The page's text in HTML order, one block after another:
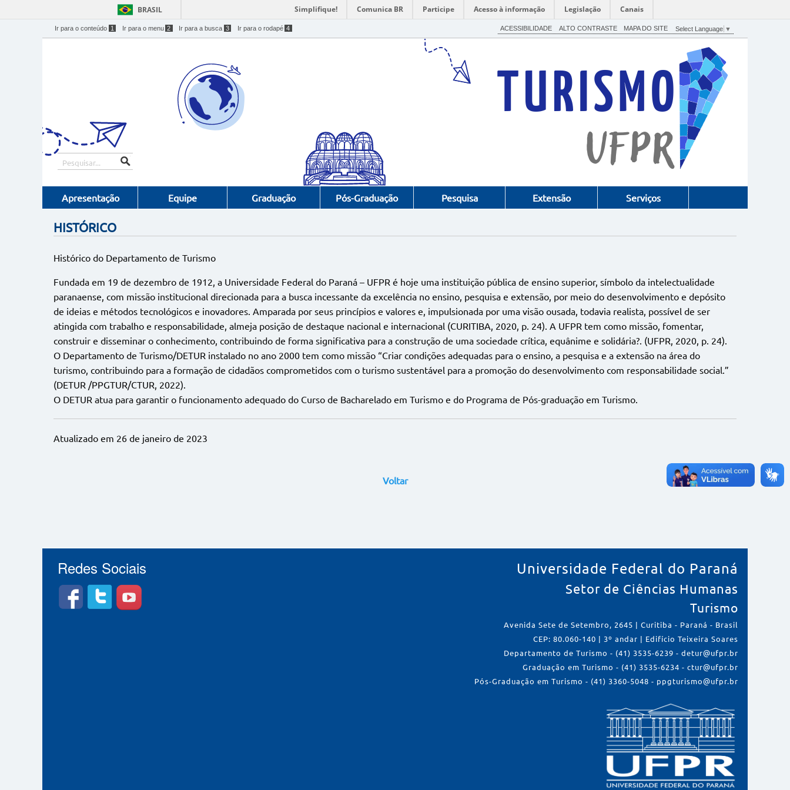
BRASIL Simplifique! Comunica BR Participe Acesso à informação Legislação Canais
Ir para o conteúdo 1 Ir para o menu 2 Ir para a busca 3 Ir para o rodapé 4 ACESSIBILIDADE ALTO CONTRASTE MAPA DO SITE Select Language ▼
Apresentação Equipe Graduação Pós-Graduação Pesquisa Extensão Serviços
HISTÓRICO
Histórico do Departamento de Turismo
Fundada em 19 de dezembro de 1912, a Universidade Federal do Paraná – UFPR é hoje uma instituição pública de ensino superior, símbolo da intelectualidade
paranaense, com missão institucional direcionada para a busca incessante da excelência no ensino, pesquisa e extensão, por meio do desenvolvimento e depósito
de ideias e métodos tecnológicos e inovadores. Amparada por seus princípios e valores e, impulsionada por uma visão ousada, todavia realista, possível de ser
atingida com trabalho e responsabilidade, almeja posição de destaque nacional e internacional (CURITIBA, 2020, p. 24). A UFPR tem como missão, fomentar,
construir e disseminar o conhecimento, contribuindo de forma significativa para a construção de uma sociedade crítica, equânime e solidária?. (UFPR, 2020, p. 24).
O Departamento de Turismo/DETUR instalado no ano 2000 tem como missão “Criar condições adequadas para o ensino, a pesquisa e a extensão na área do
turismo, contribuindo para a formação de cidadãos comprometidos com o turismo sustentável para a promoção do desenvolvimento com responsabilidade social.”
(DETUR /PPGTUR/CTUR, 2022).
O DETUR atua para garantir o funcionamento adequado do Curso de Bacharelado em Turismo e do Programa de Pós-graduação em Turismo.
Atualizado em 26 de janeiro de 2023
Voltar
Redes Sociais Universidade Federal do Paraná
Setor de Ciências Humanas
Turismo
Avenida Sete de Setembro, 2645 | Curitiba - Paraná - Brasil
CEP: 80.060-140 | 3º andar | Edifício Teixeira Soares
Departamento de Turismo - (41) 3535-6239 - detur@ufpr.br
Graduação em Turismo - (41) 3535-6234 - ctur@ufpr.br
Pós-Graduação em Turismo - (41) 3360-5048 - ppgturismo@ufpr.br